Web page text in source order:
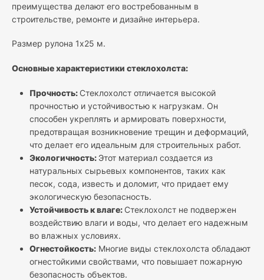
преимущества делают его востребованным в
строительстве, ремонте и дизайне интерьера.
Размер рулона 1х25 м.
Основные характеристики стеклохолста:
Прочность: Стеклохолст отличается высокой
прочностью и устойчивостью к нагрузкам. Он
способен укреплять и армировать поверхности,
предотвращая возникновение трещин и деформаций,
что делает его идеальным для строительных работ.
Экологичность: Этот материал создается из
натуральных сырьевых компонентов, таких как
песок, сода, известь и доломит, что придает ему
экологическую безопасность.
Устойчивость к влаге: Стеклохолст не подвержен
воздействию влаги и воды, что делает его надежным
во влажных условиях.
Огнестойкость: Многие виды стеклохолста обладают
огнестойкими свойствами, что повышает пожарную
безопасность объектов.